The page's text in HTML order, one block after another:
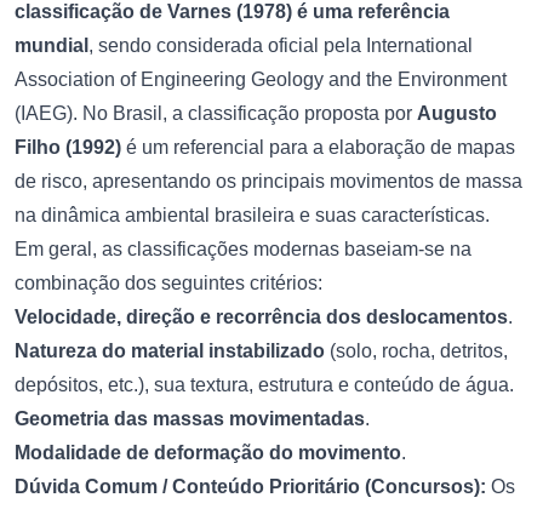
classificação de Varnes (1978) é uma referência
mundial , sendo considerada oficial pela International
Association of Engineering Geology and the Environment
(IAEG). No Brasil, a classificação proposta por Augusto
Filho (1992) é um referencial para a elaboração de mapas
de risco, apresentando os principais movimentos de massa
na dinâmica ambiental brasileira e suas características.
Em geral, as classificações modernas baseiam-se na
combinação dos seguintes critérios:
Velocidade, direção e recorrência dos deslocamentos.
Natureza do material instabilizado (solo, rocha, detritos,
depósitos, etc.), sua textura, estrutura e conteúdo de água.
Geometria das massas movimentadas.
Modalidade de deformação do movimento.
Dúvida Comum / Conteúdo Prioritário (Concursos): Os